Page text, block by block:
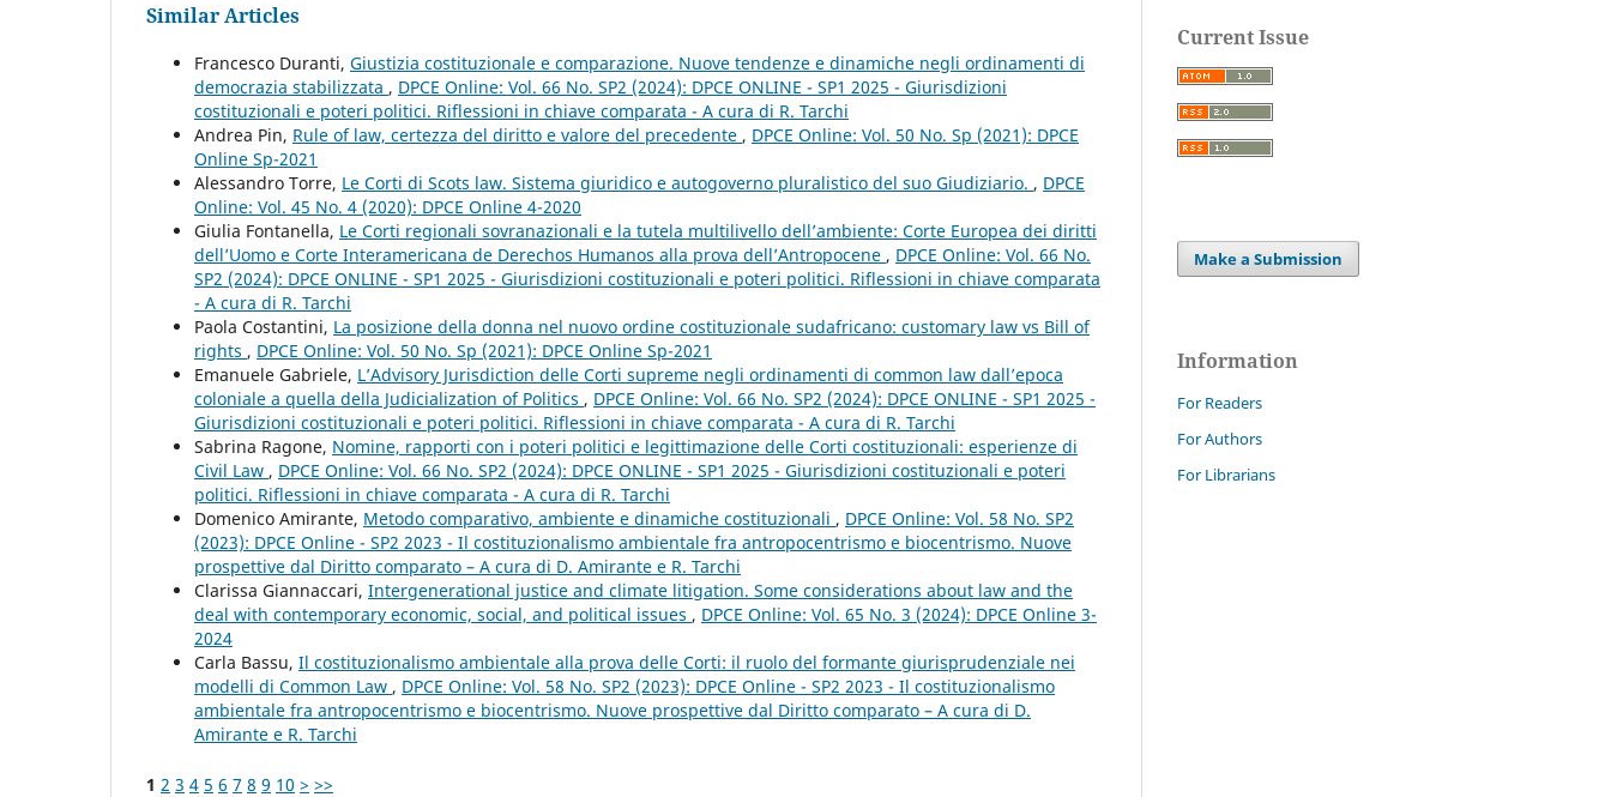
Similar Articles
Francesco Duranti, Giustizia costituzionale e comparazione. Nuove tendenze e dinamiche negli ordinamenti di
democrazia stabilizzata , DPCE Online: Vol. 66 No. SP2 (2024): DPCE ONLINE - SP1 2025 - Giurisdizioni
costituzionali e poteri politici. Riflessioni in chiave comparata - A cura di R. Tarchi
Andrea Pin, Rule of law, certezza del diritto e valore del precedente , DPCE Online: Vol. 50 No. Sp (2021): DPCE
Online Sp-2021
Alessandro Torre, Le Corti di Scots law. Sistema giuridico e autogoverno pluralistico del suo Giudiziario. , DPCE
Online: Vol. 45 No. 4 (2020): DPCE Online 4-2020
Giulia Fontanella, Le Corti regionali sovranazionali e la tutela multilivello dell’ambiente: Corte Europea dei diritti
dell’Uomo e Corte Interamericana de Derechos Humanos alla prova dell’Antropocene , DPCE Online: Vol. 66 No.
SP2 (2024): DPCE ONLINE - SP1 2025 - Giurisdizioni costituzionali e poteri politici. Riflessioni in chiave comparata
- A cura di R. Tarchi
Paola Costantini, La posizione della donna nel nuovo ordine costituzionale sudafricano: customary law vs Bill of
rights , DPCE Online: Vol. 50 No. Sp (2021): DPCE Online Sp-2021
Emanuele Gabriele, L’Advisory Jurisdiction delle Corti supreme negli ordinamenti di common law dall’epoca
coloniale a quella della Judicialization of Politics , DPCE Online: Vol. 66 No. SP2 (2024): DPCE ONLINE - SP1 2025 -
Giurisdizioni costituzionali e poteri politici. Riflessioni in chiave comparata - A cura di R. Tarchi
Sabrina Ragone, Nomine, rapporti con i poteri politici e legittimazione delle Corti costituzionali: esperienze di
Civil Law , DPCE Online: Vol. 66 No. SP2 (2024): DPCE ONLINE - SP1 2025 - Giurisdizioni costituzionali e poteri
politici. Riflessioni in chiave comparata - A cura di R. Tarchi
Domenico Amirante, Metodo comparativo, ambiente e dinamiche costituzionali , DPCE Online: Vol. 58 No. SP2
(2023): DPCE Online - SP2 2023 - Il costituzionalismo ambientale fra antropocentrismo e biocentrismo. Nuove
prospettive dal Diritto comparato – A cura di D. Amirante e R. Tarchi
Clarissa Giannaccari, Intergenerational justice and climate litigation. Some considerations about law and the
deal with contemporary economic, social, and political issues , DPCE Online: Vol. 65 No. 3 (2024): DPCE Online 3-
2024
Carla Bassu, Il costituzionalismo ambientale alla prova delle Corti: il ruolo del formante giurisprudenziale nei
modelli di Common Law , DPCE Online: Vol. 58 No. SP2 (2023): DPCE Online - SP2 2023 - Il costituzionalismo
ambientale fra antropocentrismo e biocentrismo. Nuove prospettive dal Diritto comparato – A cura di D.
Amirante e R. Tarchi
1 2 3 4 5 6 7 8 9 10 > >>
Current Issue
Make a Submission
Information
For Readers
For Authors
For Librarians